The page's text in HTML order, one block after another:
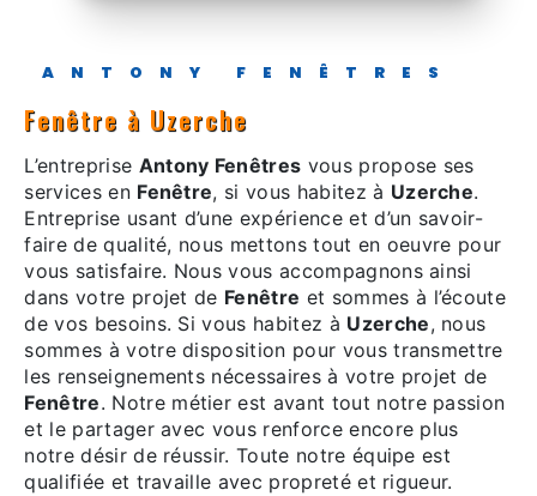
ANTONY FENÊTRES
Fenêtre à Uzerche
L’entreprise Antony Fenêtres vous propose ses
services en Fenêtre, si vous habitez à Uzerche.
Entreprise usant d’une expérience et d’un savoir-
faire de qualité, nous mettons tout en oeuvre pour
vous satisfaire. Nous vous accompagnons ainsi
dans votre projet de Fenêtre et sommes à l’écoute
de vos besoins. Si vous habitez à Uzerche, nous
sommes à votre disposition pour vous transmettre
les renseignements nécessaires à votre projet de
Fenêtre. Notre métier est avant tout notre passion
et le partager avec vous renforce encore plus
notre désir de réussir. Toute notre équipe est
qualifiée et travaille avec propreté et rigueur.